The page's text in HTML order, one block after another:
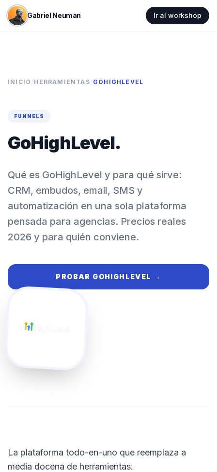
Gabriel Neuman Ir al workshop
INICIO / HERRAMIENTAS/ GOHIGHLEVEL
FUNNELS
GoHighLevel.
Qué es GoHighLevel y para qué sirve:
CRM, embudos, email, SMS y
automatización en una sola plataforma
pensada para agencias. Precios reales
2026 y para quién conviene.
PROBAR GOHIGHLEVEL →
La plataforma todo-en-uno que reemplaza a
media docena de herramientas.